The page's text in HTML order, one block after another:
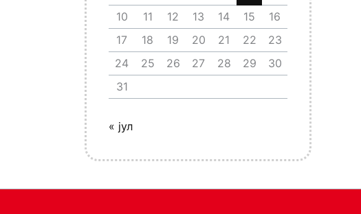
10
11 12 13 14 15
16
17
18 19 20 21 22
23
24
25 26 27 28 29
30
31
« јул